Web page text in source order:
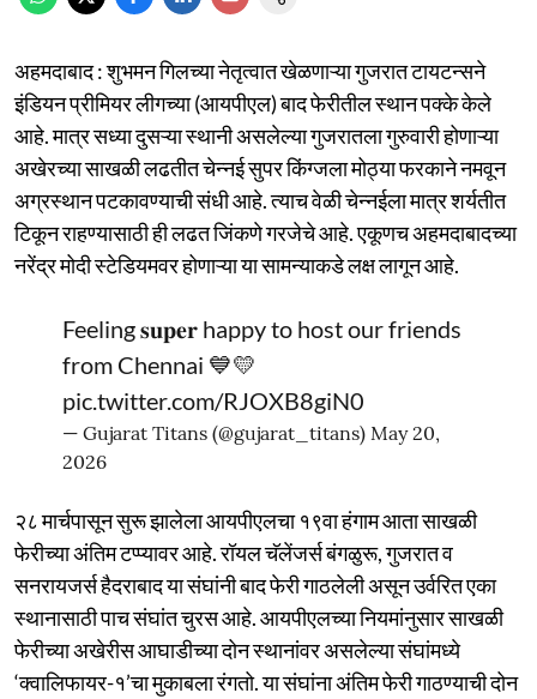
अहमदाबाद : शुभमन गिलच्या नेतृत्वात खेळणाऱ्या गुजरात टायटन्सने
इंडियन प्रीमियर लीगच्या (आयपीएल) बाद फेरीतील स्थान पक्के केले
आहे. मात्र सध्या दुसऱ्या स्थानी असलेल्या गुजरातला गुरुवारी होणाऱ्या
अखेरच्या साखळी लढतीत चेन्नई सुपर किंग्जला मोठ्या फरकाने नमवून
अग्रस्थान पटकावण्याची संधी आहे. त्याच वेळी चेन्नईला मात्र शर्यतीत
टिकून राहण्यासाठी ही लढत जिंकणे गरजेचे आहे. एकूणच अहमदाबादच्या
नरेंद्र मोदी स्टेडियमवर होणाऱ्या या सामन्याकडे लक्ष लागून आहे.
Feeling 𝐬𝐮𝐩𝐞𝐫 happy to host our friends
from Chennai 💙💛
pic.twitter.com/RJOXB8giN0
— Gujarat Titans (@gujarat_titans) May 20,
2026
२८ मार्चपासून सुरू झालेला आयपीएलचा १९वा हंगाम आता साखळी
फेरीच्या अंतिम टप्प्यावर आहे. रॉयल चॅलेंजर्स बंगळुरू, गुजरात व
सनरायजर्स हैदराबाद या संघांनी बाद फेरी गाठलेली असून उर्वरित एका
स्थानासाठी पाच संघांत चुरस आहे. आयपीएलच्या नियमांनुसार साखळी
फेरीच्या अखेरीस आघाडीच्या दोन स्थानांवर असलेल्या संघांमध्ये
‘क्वालिफायर-१’चा मुकाबला रंगतो. या संघांना अंतिम फेरी गाठण्याची दोन